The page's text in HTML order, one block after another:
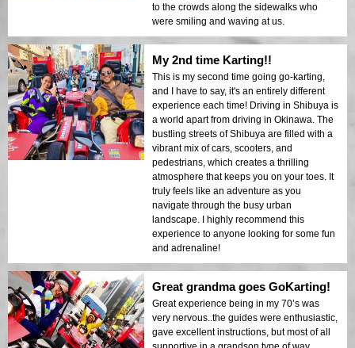
to the crowds along the sidewalks who
were smiling and waving at us.
My 2nd time Karting!!
This is my second time going go-karting,
and I have to say, it's an entirely different
experience each time! Driving in Shibuya is
a world apart from driving in Okinawa. The
bustling streets of Shibuya are filled with a
vibrant mix of cars, scooters, and
pedestrians, which creates a thrilling
atmosphere that keeps you on your toes. It
truly feels like an adventure as you
navigate through the busy urban
landscape. I highly recommend this
experience to anyone looking for some fun
and adrenaline!
Great grandma goes GoKarting!
Great experience being in my 70’s was
very nervous..the guides were enthusiastic,
gave excellent instructions, but most of all